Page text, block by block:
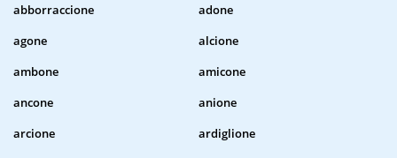
abborraccione
adone
agone
alcione
ambone
amicone
ancone
anione
arcione
ardiglione